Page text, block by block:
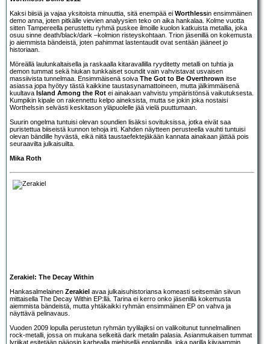
Kaksi biisiä ja vajaa yksitoista minuuttia, sitä enempää ei Worthlessin ensimmäinen
demo anna, joten pitkälle vievien analyysien teko on aika hankalaa. Kolme vuotta
sitten Tampereella perustettu ryhmä puskee ilmoille kuolon katkuista metallia, joka
osuu sinne death/black/dark –kolmion risteyskohtaan. Trion jäsenillä on kokemusta
jo aiemmista bändeistä, joten pahimmat lastentaudit ovat sentään jääneet jo
historiaan.
Möreällä laulunkaltaisella ja raskaalla kitaravallilla ryyditetty metalli on tuhtia ja
demon tummat sekä hiukan tunkkaiset soundit vain vahvistavat usvaisen
massiivista tunnelmaa. Ensimmäisenä soiva The Got to Be Overthrown itse
asiassa jopa hyötyy tästä kaikkine taustasynamattoineen, mutta jälkimmäisenä
kuultava Island Among the Rot ei ainakaan vahvistu ympäristönsä vaikutuksesta.
Kumpikin kipale on rakennettu kelpo aineksista, mutta se jokin joka nostaisi
Worthelssin selvästi keskitason yläpuolelle jää vielä puuttumaan.
Suurin ongelma tuntuisi olevan soundien lisäksi sovituksissa, jotka eivät saa
puristettua biiseistä kunnon tehoja irti. Kahden näytteen perusteella vauhti tuntuisi
olevan bändille hyvästä, eikä niitä taustaefektejäkään kannata ainakaan jättää pois
seuraavilta julkaisuilta.
Mika Roth
Zerakiel: The Decay Within
Hankasalmelainen Zerakiel avaa julkaisuhistoriansa komeasti seitsemän siivun
mittaisella The Decay Within EP:llä. Tarina ei kerro onko jäsenillä kokemusta
aiemmista bändeistä, mutta yhtäkaikki ryhmän ensimmäinen EP on vahva ja
näyttävä pelinavaus.
Vuoden 2009 lopulla perustetun ryhmän tyylilajiksi on valikoitunut tunnelmallinen
rock-metalli, jossa on mukana selkeitä dark metalin palasia. Asianmukaisen tummat
lyriikat esitetään pääosin karhealla miehisellä englannilla, joka parilla kiivaammin